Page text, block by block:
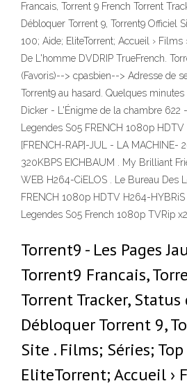
Francais, Torrent 9 French Torrent
Débloquer Torrent 9, Torrent9 Officiel
100; Aide; EliteTorrent; Accueil ›
De L'homme DVDRIP TrueFrench.
(Favoris)--> cpasbien--> Adresse de
Torrent9 au hasard. Quelques minutes
Dicker - L'Énigme de la chambre 622
Legendes S05 FRENCH 1080p
[FRENCH-RAP]-JUL - LA MACHINE-
320KBPS EICHBAUM . My Brilliant
WEB H264-CiELOS . Le Bureau Des
FRENCH 1080p HDTV H264-
Legendes S05 French 1080p TVRip
Torrent9 - Les Pages
Torrent9 Francais,
Torrent Tracker, Status
Débloquer Torrent 9,
Site . Films; Séries;
EliteTorrent; Accueil ›